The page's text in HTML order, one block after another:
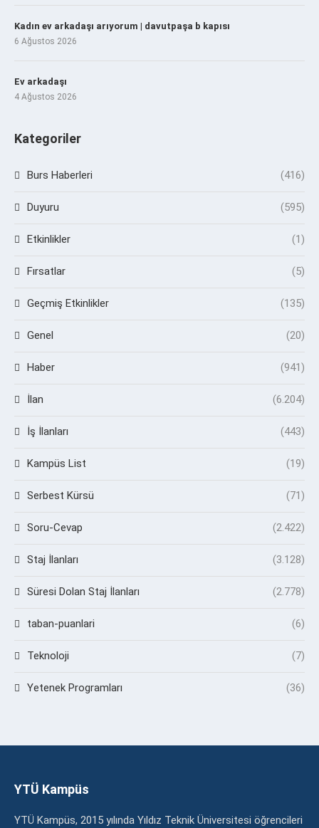
Kadın ev arkadaşı arıyorum | davutpaşa b kapısı
6 Ağustos 2026
Ev arkadaşı
4 Ağustos 2026
Kategoriler
Burs Haberleri (416)
Duyuru (595)
Etkinlikler (1)
Fırsatlar (5)
Geçmiş Etkinlikler (135)
Genel (20)
Haber (941)
İlan (6.204)
İş İlanları (443)
Kampüs List (19)
Serbest Kürsü (71)
Soru-Cevap (2.422)
Staj İlanları (3.128)
Süresi Dolan Staj İlanları (2.778)
taban-puanlari (6)
Teknoloji (7)
Yetenek Programları (36)
YTÜ Kampüs
YTÜ Kampüs, 2015 yılında Yıldız Teknik Üniversitesi öğrencileri